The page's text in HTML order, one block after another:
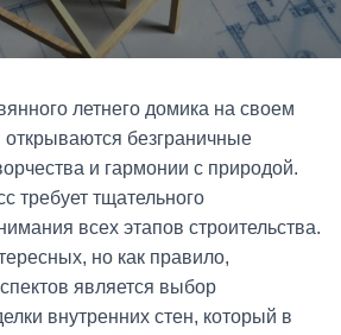
летнего домика на своем
открываются безграничные
и гармонии с природой.
требует тщательного
всех этапов строительства.
но как правило,
является выбор
внутренних стен, который в